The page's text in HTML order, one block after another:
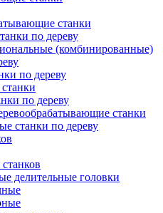
станки
по дереву
(комбинированные)
по дереву
по дереву
станки
станки по дереву
делительные головки